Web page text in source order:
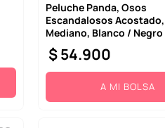
Peluche Panda, Osos
Escandalosos Acostado,
Mediano, Blanco / Negro
$54.900
A MI BOLSA